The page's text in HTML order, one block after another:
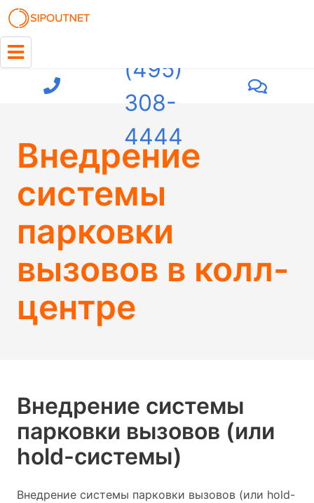
(495)
308-
4444
Внедрение
системы
парковки
вызовов в колл-
центре
Внедрение системы
парковки вызовов (или
hold-системы)
Внедрение системы парковки вызовов (или hold-